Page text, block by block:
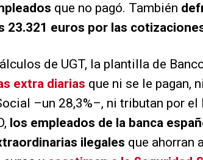
que no pagó. También
23.321 euros por las
de UGT, la plantilla de
extra diarias que ni se le pagan,
–un 28,3%–, ni tributan por el
los empleados de la banca
ilegales que ahorran